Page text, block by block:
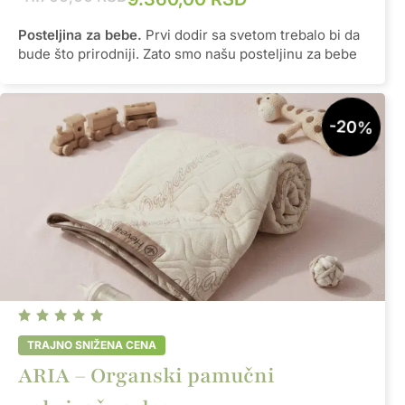
Posteljina za bebe. Prvi dodir sa svetom trebalo bi da
bude što prirodniji. Zato smo našu posteljinu za bebe
kako bi pružio nežnost, udobnost i prijatan osećaj
tokom svakog sna. Bebe provode veliki deo dana
spavajući, zbog čega je važno da budu okružene
prirodnim materijalima koji su mekani, prozračni i
prijatni za njihovu osetljivu kožu. Svaki detalj ove
posteljine izrađen je sa posebnom pažnjom – od
kvalitetne tkanine do elegantne završne obrade koja
oplemenjuje svaki krevetić.
120cm
Širina 60cm
-20%
ARIA – Organski pamučni